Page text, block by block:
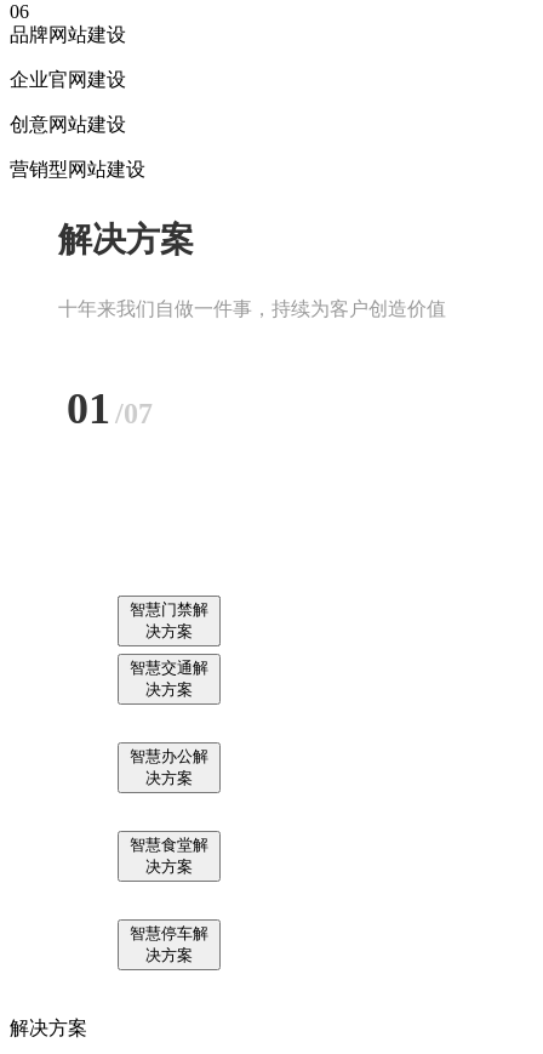
06
品牌网站建设
企业官网建设
创意网站建设
营销型网站建设
解决方案
十年来我们自做一件事，持续为客户创造价值
01 /07
慧
消
防
解
决
智
慧
养
智
智慧消防解
决方案
智慧养老解
决方案
智慧门禁解
决方案
智慧交通解
决方案
智慧办公解
决方案
智慧食堂解
决方案
智慧停车解
决方案
解决方案